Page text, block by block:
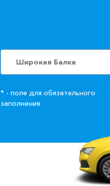
Широкая Балка
* - поле для обязательного
заполнения